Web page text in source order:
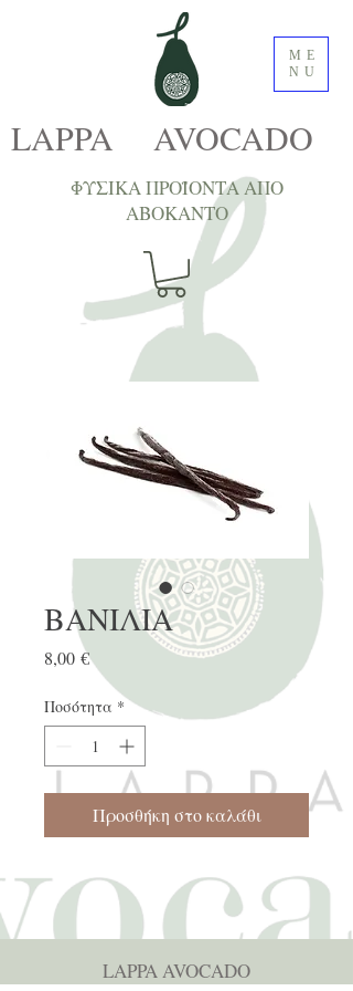
ME
NU
LAPPA AVOCADO
ΦΥΣΙΚΑ ΠΡΟΪΟΝΤΑ ΑΠΟ
ΑΒΟΚΑNTΟ
ΒΑΝΙΛΙΑ
8,00 €Τιμή
Ποσότητα *
Προσθήκη στο καλάθι
LAPPA AVOCADO